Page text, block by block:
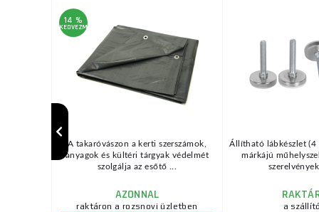
14 %
KEDVEZMÉNY
A takaróvászon a kerti szerszámok,
anyagok és kültéri tárgyak védelmét
szolgálja az esőtő ...
AZONNAL
raktáron a rozsnovi üzletben
Állítható lábkészlet (4
márkájú
a